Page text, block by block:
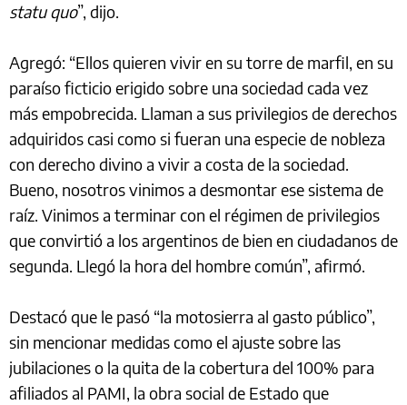
statu quo”, dijo.
Agregó: “Ellos quieren vivir en su torre de marfil, en su
paraíso ficticio erigido sobre una sociedad cada vez
más empobrecida. Llaman a sus privilegios de derechos
adquiridos casi como si fueran una especie de nobleza
con derecho divino a vivir a costa de la sociedad.
Bueno, nosotros vinimos a desmontar ese sistema de
raíz. Vinimos a terminar con el régimen de privilegios
que convirtió a los argentinos de bien en ciudadanos de
segunda. Llegó la hora del hombre común”, afirmó.
Destacó que le pasó “la motosierra al gasto público”,
sin mencionar medidas como el ajuste sobre las
jubilaciones o la quita de la cobertura del 100% para
afiliados al PAMI, la obra social de Estado que